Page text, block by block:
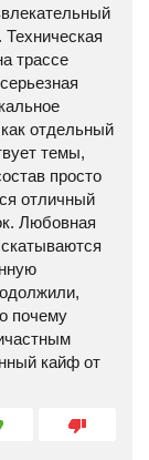
трассе
отдельный
темы,
просто
отличный
Любовная
почему
кайф от